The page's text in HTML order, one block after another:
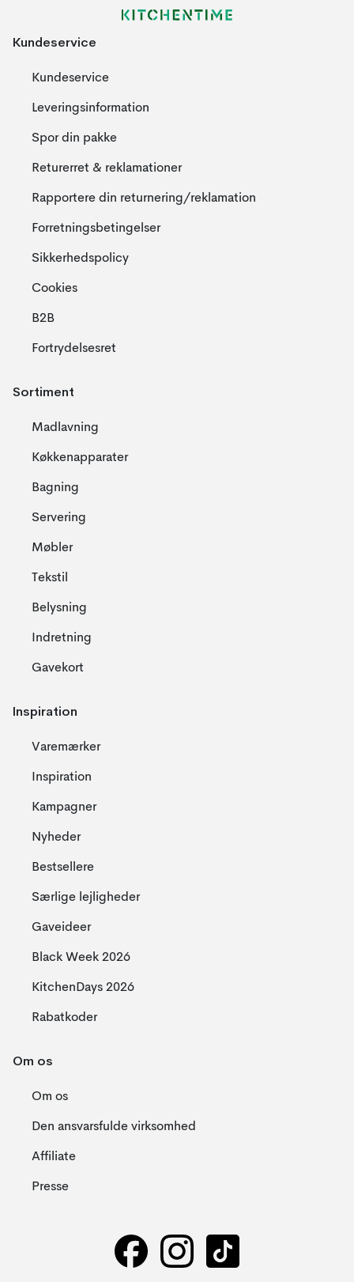
Kundeservice
Kundeservice
Leveringsinformation
Spor din pakke
Returerret & reklamationer
Rapportere din returnering/reklamation
Forretningsbetingelser
Sikkerhedspolicy
Cookies
B2B
Fortrydelsesret
Sortiment
Madlavning
Køkkenapparater
Bagning
Servering
Møbler
Tekstil
Belysning
Indretning
Gavekort
Inspiration
Varemærker
Inspiration
Kampagner
Nyheder
Bestsellere
Særlige lejligheder
Gaveideer
Black Week 2026
KitchenDays 2026
Rabatkoder
Om os
Om os
Den ansvarsfulde virksomhed
Affiliate
Presse